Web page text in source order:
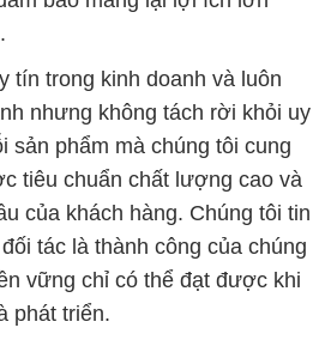
tín trong kinh doanh và luôn
nhưng không tách rời khỏi uy
sản phẩm mà chúng tôi cung
tiêu chuẩn chất lượng cao và
của khách hàng. Chúng tôi tin
tác là thành công của chúng
vững chỉ có thể đạt được khi
phát triển.